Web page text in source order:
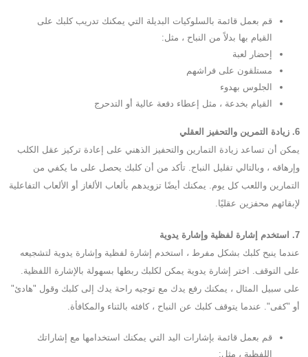
قم بعمل قائمة بالسلوكيات البديلة التي يمكنك تدريب كلبك على
القيام بها بدلاً من النباح ، مثل:
إحضار لعبة
مستلقون على فراشهم
الجلوس بهدوء
القيام بخدعة ، مثل إعطاء دفعة عالية أو التدحرج
6. زيادة التمرين والتحفيز العقلي
يمكن أن تساعد زيادة التمارين والتحفيز الذهني على إعادة تركيز عقل الكلب
وإرهاقه ، وبالتالي تقليل النباح. تأكد من أن كلبك يحصل على ما يكفي من
التمارين واللعب كل يوم. يمكنك أيضًا تزويدهم بألعاب الألغاز أو الألعاب التفاعلية
لإبقائهم محفزين عقليًا.
7. استخدم إشارة لفظية وإشارة يدوية
عندما ينبح كلبك بشكل مفرط ، استخدم إشارة لفظية وإشارة يدوية لتشجيعه
على التوقف. اختر إشارة يدوية يمكن لكلبك ربطها بسهولة بالإشارة اللفظية.
على سبيل المثال ، يمكنك رفع يدك مع توجيه راحة يدك إلى كلبك وقول "هادئ"
أو "كفى". عندما يتوقف كلبك عن النباح ، كافئه بالثناء والمكافأة.
قم بعمل قائمة بإشارات اليد التي يمكنك استخدامها مع إشاراتك
اللفظية ، مثل: